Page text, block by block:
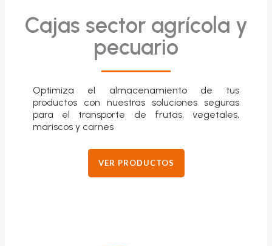
Cajas sector agrícola y
pecuario
Optimiza el almacenamiento de tus
productos con nuestras soluciones seguras
para el transporte de frutas, vegetales,
mariscos y carnes
VER PRODUCTOS